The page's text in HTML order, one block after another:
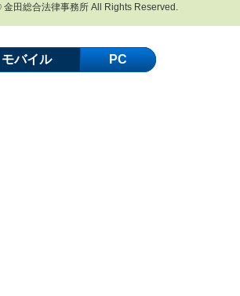
田総合法律事務所 All Rights Reserved.
モバイル PC